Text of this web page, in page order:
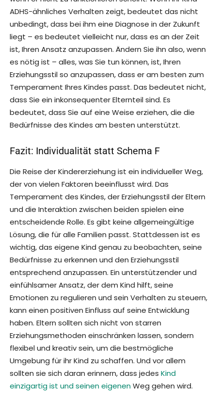
ADHS-ähnliches Verhalten zeigt, bedeutet das nicht
unbedingt, dass bei ihm eine Diagnose in der Zukunft
liegt – es bedeutet vielleicht nur, dass es an der Zeit
ist, Ihren Ansatz anzupassen. Ändern Sie ihn also, wenn
es nötig ist – alles, was Sie tun können, ist, Ihren
Erziehungsstil so anzupassen, dass er am besten zum
Temperament Ihres Kindes passt. Das bedeutet nicht,
dass Sie ein inkonsequenter Elternteil sind. Es
bedeutet, dass Sie auf eine Weise erziehen, die die
Bedürfnisse des Kindes am besten unterstützt.
Fazit: Individualität statt Schema F
Die Reise der Kindererziehung ist ein individueller Weg,
der von vielen Faktoren beeinflusst wird. Das
Temperament des Kindes, der Erziehungsstil der Eltern
und die Interaktion zwischen beiden spielen eine
entscheidende Rolle. Es gibt keine allgemeingültige
Lösung, die für alle Familien passt. Stattdessen ist es
wichtig, das eigene Kind genau zu beobachten, seine
Bedürfnisse zu erkennen und den Erziehungsstil
entsprechend anzupassen. Ein unterstützender und
einfühlsamer Ansatz, der dem Kind hilft, seine
Emotionen zu regulieren und sein Verhalten zu steuern,
kann einen positiven Einfluss auf seine Entwicklung
haben. Eltern sollten sich nicht von starren
Erziehungsmethoden einschränken lassen, sondern
flexibel und kreativ sein, um die bestmögliche
Umgebung für ihr Kind zu schaffen. Und vor allem
sollten sie sich daran erinnern, dass jedes Kind
einzigartig ist und seinen eigenenWeg gehen wird.